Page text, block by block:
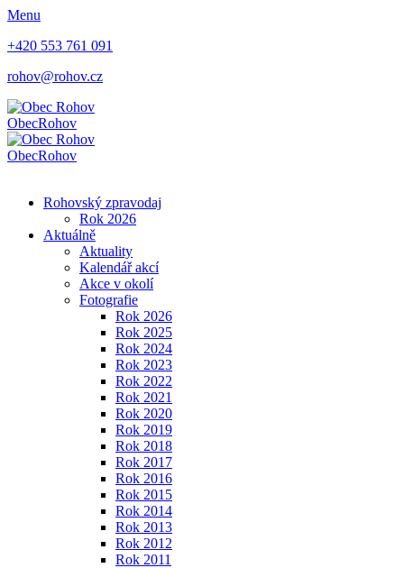
Menu
+420 553 761 091
rohov@rohov.cz
ObecRohov
ObecRohov
Rohovský zpravodaj
Rok 2026
Aktuálně
Aktuality
Kalendář akcí
Akce v okolí
Fotografie
Rok 2026
Rok 2025
Rok 2024
Rok 2023
Rok 2022
Rok 2021
Rok 2020
Rok 2019
Rok 2018
Rok 2017
Rok 2016
Rok 2015
Rok 2014
Rok 2013
Rok 2012
Rok 2011